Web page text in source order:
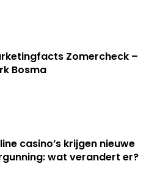
Zomercheck –
Bosma
casino’s krijgen nieuwe
wat verandert er?